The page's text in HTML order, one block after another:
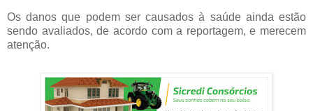
Os danos que podem ser causados à saúde ainda estão
sendo avaliados, de acordo com a reportagem, e merecem
atenção.